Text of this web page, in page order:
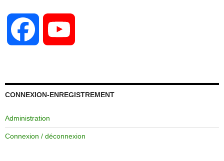
c u
CONNEXION-ENREGISTREMENT
Administration
Connexion / déconnexion